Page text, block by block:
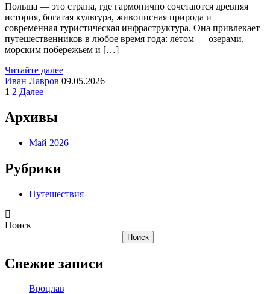
Польша — это страна, где гармонично сочетаются древняя
история, богатая культура, живописная природа и
современная туристическая инфраструктура. Она привлекает
путешественников в любое время года: летом — озерами,
морским побережьем и […]
Читайте далее
Иван Лавров 09.05.2026
Пагинация
записей
1 2 Далее
Архивы
Май 2026
Рубрики
Путешествия
Поиск
Поиск
Свежие записи
Вроцлав